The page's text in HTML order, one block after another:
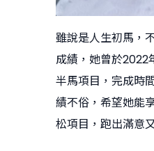
雖說是人生初馬，
成績，她曾於2022
半馬項目，完成時
績不俗，希望她能
松項目，跑出滿意